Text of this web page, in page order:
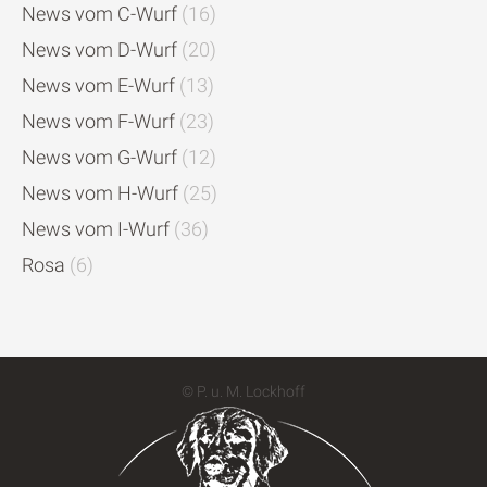
News vom C-Wurf (16)
News vom D-Wurf (20)
News vom E-Wurf (13)
News vom F-Wurf (23)
News vom G-Wurf (12)
News vom H-Wurf (25)
News vom I-Wurf (36)
Rosa (6)
© P. u. M. Lockhoff